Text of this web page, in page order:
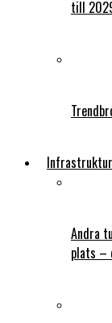
till
Infrastruktur
Andra
plats –